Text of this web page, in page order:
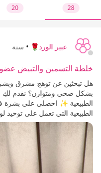
28
20
عبير الورد🌹 • سنة
خلطة التسمين والتبيض
هل تبحثين عن توهج مشرق
بشكل صحي ومتوازن؟ نقدم لكِ
الطبيعية ✨ احصلي على بشرة
الطبيعية التي تعمل على توحيد